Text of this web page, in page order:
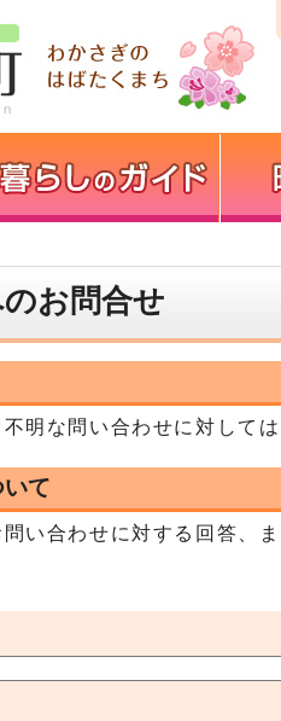
のお問合せ
明な問い合わせに対して
て
い合わせに対する回答、